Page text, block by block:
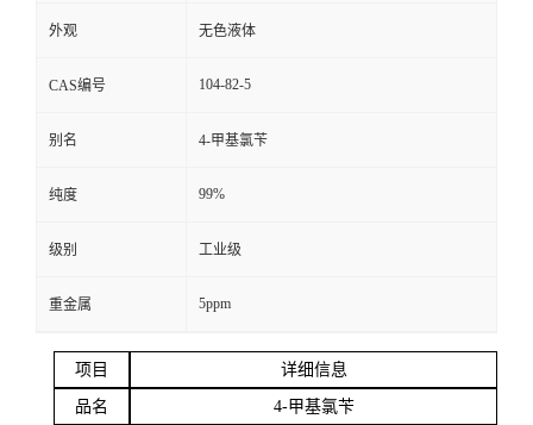
外观 无色液体
CAS编号 104-82-5
别名 4-甲基氯苄
纯度 99%
级别 工业级
重金属 5ppm
项目 详细信息
品名 4-甲基氯苄